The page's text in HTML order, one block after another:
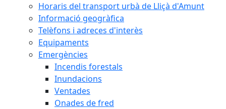
Horaris del transport urbà de Lliçà d'Amunt
Informació geogràfica
Telèfons i adreces d'interès
Equipaments
Emergències
Incendis forestals
Inundacions
Ventades
Onades de fred